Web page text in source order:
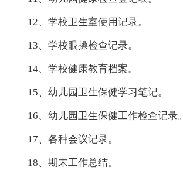
12、学校卫生室使用记录。
13、学校眼操检查记录。
14、学校健康教育档案。
15、幼儿园卫生保健学习笔记。
16、幼儿园卫生保健工作检查记录。
17、各种会议记录。
18、期末工作总结。